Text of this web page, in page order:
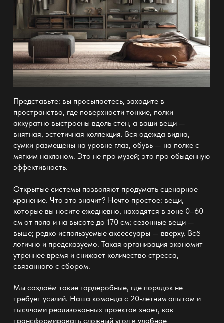
Представьте: вы просыпаетесь, заходите в
пространство, где поверхности тонкие, полки
аккуратно выстроены вдоль стен, а ваши вещи —
внятная, эстетичная коллекция. Вся одежда видна,
сумки размещены на уровне глаз, обувь — на полке с
мягким наклоном. Это не про музей; это про обыденную
эффективность.
Открытые системы позволяют продумать сценарное
хранение. Что это значит? Нечто простое: вещи,
которые вы носите ежедневно, находятся в зоне 0–60
см от пола и на высоте до 170 см; сезонные вещи —
выше; редко используемые аксессуары — вверху. Всё
логично и предсказуемо. Такая организация экономит
утреннее время и снижает количество стресса,
связанного с сбором.
Мы создаём такие гардеробные, где порядок не
требует усилий. Наша команда с 20-летним опытом и
тысячами реализованных проектов знает, как
трансформировать сложный угол в удобное